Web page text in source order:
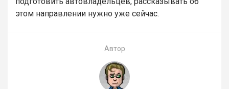
этом направлении нужно уже сейчас.
Автор